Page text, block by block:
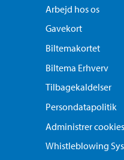
Arbejd hos os
Gavekort
Biltemakortet
Biltema Erhverv
Tilbagekaldelser
Persondatapolitik
Administrer cookies
Whistleblowing